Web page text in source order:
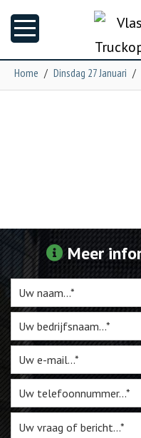
Trailers
Torpedo
NGS XXL
Webshop
Te Koop
Miniatuur
Home / Dinsdag 27 Januari /
Meer